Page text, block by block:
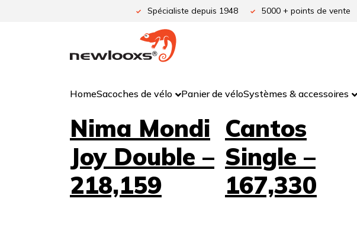
Spécialiste depuis 1948 5000 + points de vente
HomeSacoches de vélo Panier de véloSystèmes & accessoires
Nima Mondi
Joy Double –
218,159
Cantos
Single –
167,330